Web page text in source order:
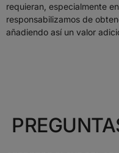
requieran, especialmente
responsabilizamos de
añadiendo así un valor